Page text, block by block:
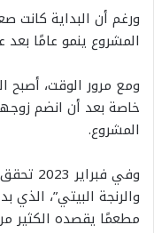
ورغم أن البداية كانت
المشروع ينمو عامًا بعد
ومع مرور الوقت، أصبح
خاصة بعد أن انضم
المشروع.
وفي
والرنجة البيتي”، الذي
مطعمًا يقصده الكثير